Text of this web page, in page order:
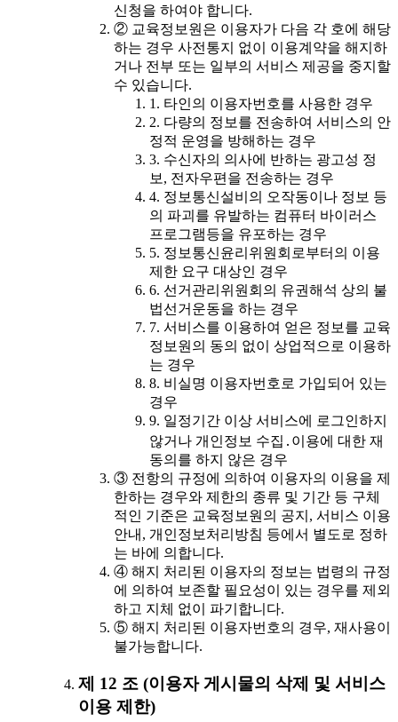
신청을 하여야 합니다.
② 교육정보원은 이용자가 다음 각 호에 해당
하는 경우 사전통지 없이 이용계약을 해지하
거나 전부 또는 일부의 서비스 제공을 중지할
수 있습니다.
1. 타인의 이용자번호를 사용한 경우
2. 다량의 정보를 전송하여 서비스의 안
정적 운영을 방해하는 경우
3. 수신자의 의사에 반하는 광고성 정
보, 전자우편을 전송하는 경우
4. 정보통신설비의 오작동이나 정보 등
의 파괴를 유발하는 컴퓨터 바이러스
프로그램등을 유포하는 경우
5. 정보통신윤리위원회로부터의 이용
제한 요구 대상인 경우
6. 선거관리위원회의 유권해석 상의 불
법선거운동을 하는 경우
7. 서비스를 이용하여 얻은 정보를 교육
정보원의 동의 없이 상업적으로 이용하
는 경우
8. 비실명 이용자번호로 가입되어 있는
경우
9. 일정기간 이상 서비스에 로그인하지
않거나 개인정보 수집․이용에 대한 재
동의를 하지 않은 경우
③ 전항의 규정에 의하여 이용자의 이용을 제
한하는 경우와 제한의 종류 및 기간 등 구체
적인 기준은 교육정보원의 공지, 서비스 이용
안내, 개인정보처리방침 등에서 별도로 정하
는 바에 의합니다.
④ 해지 처리된 이용자의 정보는 법령의 규정
에 의하여 보존할 필요성이 있는 경우를 제외
하고 지체 없이 파기합니다.
⑤ 해지 처리된 이용자번호의 경우, 재사용이
불가능합니다.
제 12 조 (이용자 게시물의 삭제 및 서비스
이용 제한)